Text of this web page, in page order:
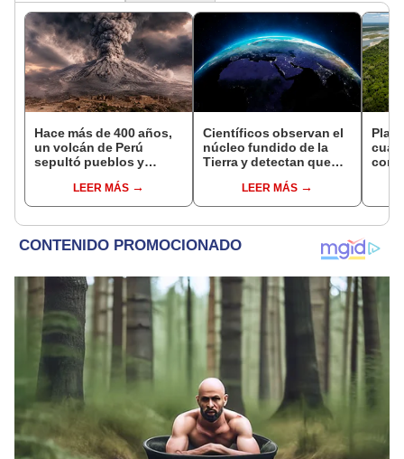
Hace más de 400 años,
un volcán de Perú
sepultó pueblos y
veranos más fríos de la
historia: sigue bajo
LEER MÁS
Científicos observan el
núcleo fundido de la
Tierra y detectan que
de dirección
LEER MÁS